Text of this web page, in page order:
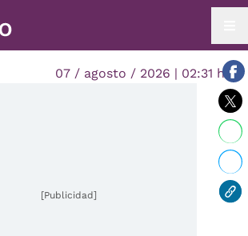
07 / agosto / 2026 | 02:31 hrs.
[Publicidad]